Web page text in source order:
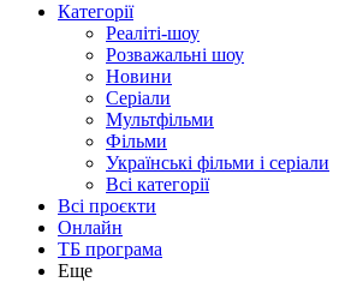
Категорії
Реаліті-шоу
Розважальні шоу
Новини
Серіали
Мультфільми
Фільми
Українські фільми і серіали
Всі категорії
Всі проєкти
Онлайн
ТБ програма
Еще